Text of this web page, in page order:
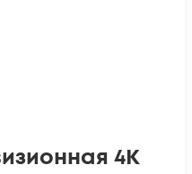
4K